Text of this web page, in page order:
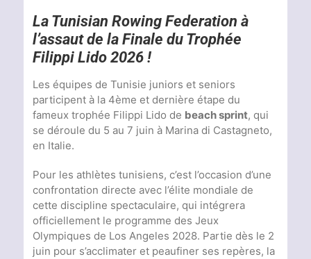
La Tunisian Rowing Federation à
l’assaut de la Finale du Trophée
Filippi Lido 2026 !
Les équipes de Tunisie juniors et seniors
participent à la 4ème et dernière étape du
fameux trophée Filippi Lido de beach sprint, qui
se déroule du 5 au 7 juin à Marina di Castagneto,
en Italie.
Pour les athlètes tunisiens, c’est l’occasion d’une
confrontation directe avec l’élite mondiale de
cette discipline spectaculaire, qui intégrera
officiellement le programme des Jeux
Olympiques de Los Angeles 2028. Partie dès le 2
juin pour s’acclimater et peaufiner ses repères, la